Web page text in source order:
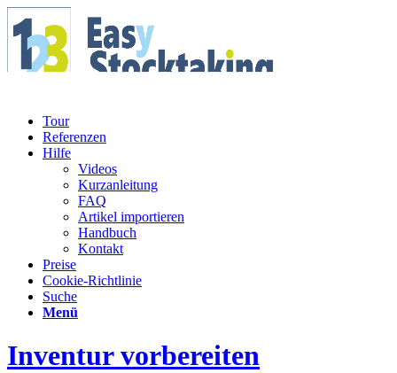
Tour
Referenzen
Hilfe
Videos
Kurzanleitung
FAQ
Artikel importieren
Handbuch
Kontakt
Preise
Cookie-Richtlinie
Suche
Menü
Inventur vorbereiten